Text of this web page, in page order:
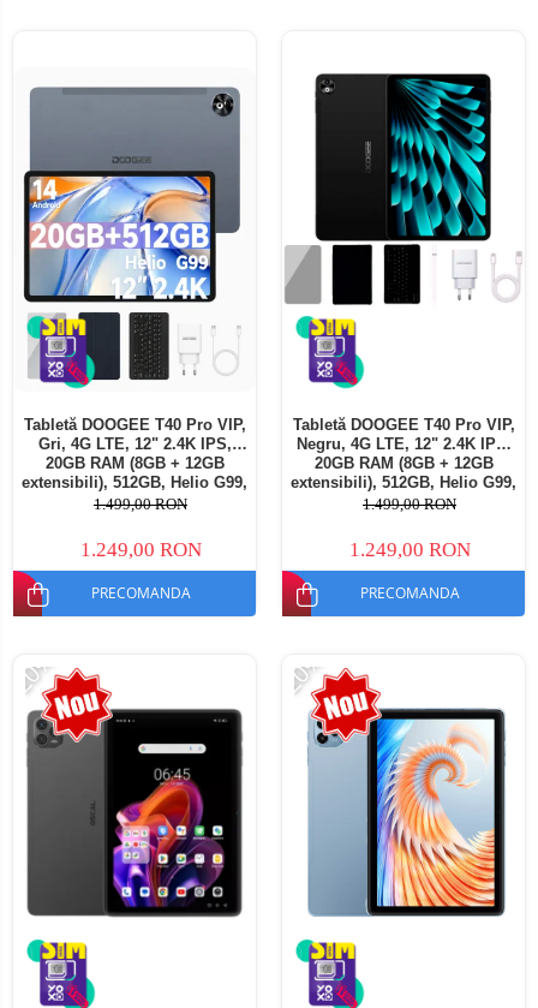
Tabletă DOOGEE T40 Pro VIP,
Gri, 4G LTE, 12" 2.4K IPS,
20GB RAM (8GB + 12GB
extensibili), 512GB, Helio G99,
10800mAh, 33W, Android 14,
1.499,00 RON
1.249,00 RON
PRECOMANDA
Tabletă DOOGEE T40 Pro VIP,
Negru, 4G LTE, 12" 2.4K IPS,
20GB RAM (8GB + 12GB
extensibili), 512GB, Helio G99,
10800mAh, 33W, Android 14,
1.499,00 RON
1.249,00 RON
PRECOMANDA
-20% -20%